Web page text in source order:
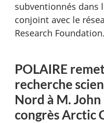
subventionnés dans
conjoint avec le
Research Foundation.
POLAIRE
recherche
Nord à M.
congrès Arctic